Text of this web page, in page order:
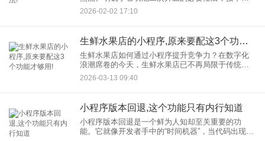
我们详细解析其成本构成。本文将围绕“小程序功能
二次升级”及其成本两大关键词，详细解析升级的必
2026-02-02 17:10
生鲜水果店的小程序,原来要配这3个功能才够用!
生鲜水果店如何通过小程序提升竞争力？在数字化
浪潮席卷的今天，生鲜水果店已不再局限于传统的
线下门店经营模式。随着消费者购物习惯的转变，
生鲜水果店小程序已成为商家拓展线上渠道、提升
2026-03-13 09:40
小程序版本回退,这个功能只有内行知道
小程序版本回退是一个鲜为人知却至关重要的功
能。它就像开发者手中的“时间机器”，当代码出现问